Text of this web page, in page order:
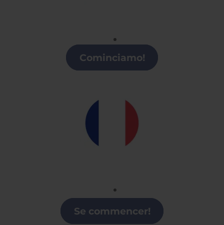
Clases de italiano en Logroño
Cominciamo!
Clases de Francés en Logroño
Se commencer!